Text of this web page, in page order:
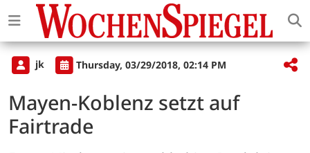
jk Thursday, 03/29/2018, 02:14 PM
Mayen-Koblenz setzt auf
Fairtrade